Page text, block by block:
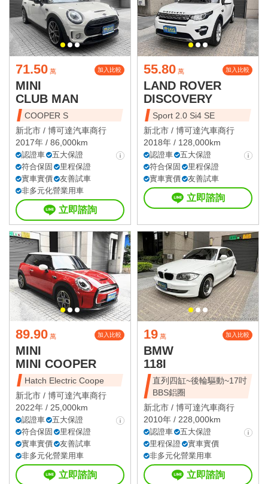
71.50 萬 加入比較
MINI
CLUB MAN
COOPER S
新北市 / 博可達汽車商行
2017年 / 86,000km
認證車
五大保證
符合保固
里程保證
實車實價
友善試車
非多元化營業用車
立即諮詢
55.80 萬 加入比較
LAND ROVER
DISCOVERY
Sport 2.0 Si4 SE
新北市 / 博可達汽車商行
2018年 / 128,000km
認證車
五大保證
符合保固
里程保證
實車實價
友善試車
立即諮詢
89.90 萬 加入比較
MINI
MINI COOPER
Hatch Electric Coope
新北市 / 博可達汽車商行
2022年 / 25,000km
認證車
五大保證
符合保固
里程保證
實車實價
友善試車
非多元化營業用車
立即諮詢
19 萬 加入比較
BMW
118I
直列四缸~後輪驅動~17吋
BBS鋁圈
新北市 / 博可達汽車商行
2010年 / 228,000km
認證車
五大保證
里程保證
實車實價
非多元化營業用車
立即諮詢